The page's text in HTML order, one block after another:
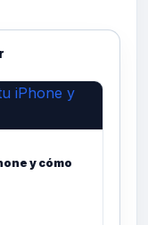
y cómo